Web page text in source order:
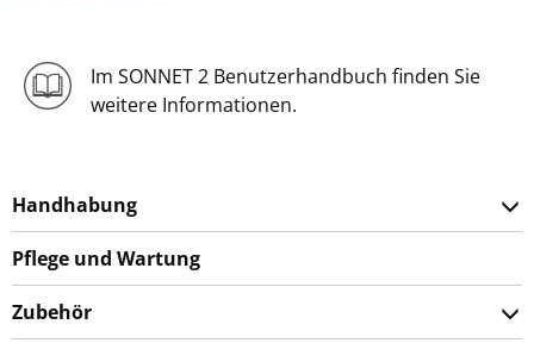
Im SONNET 2 Benutzerhandbuch finden Sie
weitere Informationen.
Handhabung
Pflege und Wartung
Zubehör